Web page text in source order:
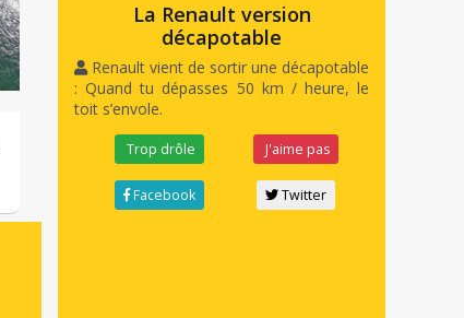
La Renault version
décapotable
Renault vient de sortir une décapotable
: Quand tu dépasses 50 km / heure, le
toit s’envole.
Trop drôle
Facebook
J'aime pas
Twitter